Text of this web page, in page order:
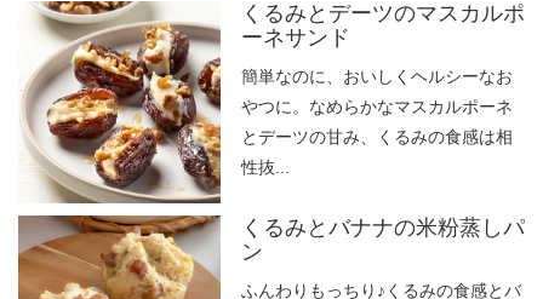
くるみとデーツのマスカルポ
ーネサンド
簡単なのに、おいしくヘルシーなお
やつに。なめらかなマスカルポーネ
とデーツの甘み、くるみの食感は相
性抜...
くるみとバナナの米粉蒸しパ
ン
ふんわりもっちり♪くるみの食感とバ